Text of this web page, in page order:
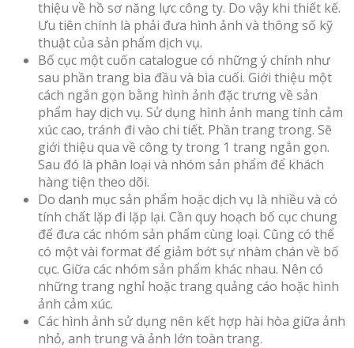
thiệu về hồ sơ năng lực công ty. Do vậy khi thiết kế.
Ưu tiên chính là phải đưa hình ảnh và thông số kỹ
thuật của sản phẩm dịch vụ.
Bố cục một cuốn catalogue có những ý chính như
sau phần trang bìa đầu và bìa cuối. Giới thiệu một
cách ngắn gọn bằng hình ảnh đặc trưng về sản
phẩm hay dịch vụ. Sử dụng hình ảnh mang tính cảm
xúc cao, tránh đi vào chi tiết. Phần trang trong. Sẽ
giới thiệu qua về công ty trong 1 trang ngắn gọn.
Sau đó là phân loại và nhóm sản phẩm để khách
hàng tiện theo dõi.
Do danh mục sản phẩm hoặc dịch vụ là nhiều và có
tính chất lặp đi lặp lại. Cần quy hoạch bố cục chung
để đưa các nhóm sản phẩm cùng loại. Cũng có thể
có một vài format để giảm bớt sự nhàm chán về bố
cục. Giữa các nhóm sản phẩm khác nhau. Nên có
những trang nghỉ hoặc trang quảng cáo hoặc hình
ảnh cảm xúc.
Các hình ảnh sử dụng nên kết hợp hài hòa giữa ảnh
nhỏ, anh trung và ảnh lớn toàn trang.